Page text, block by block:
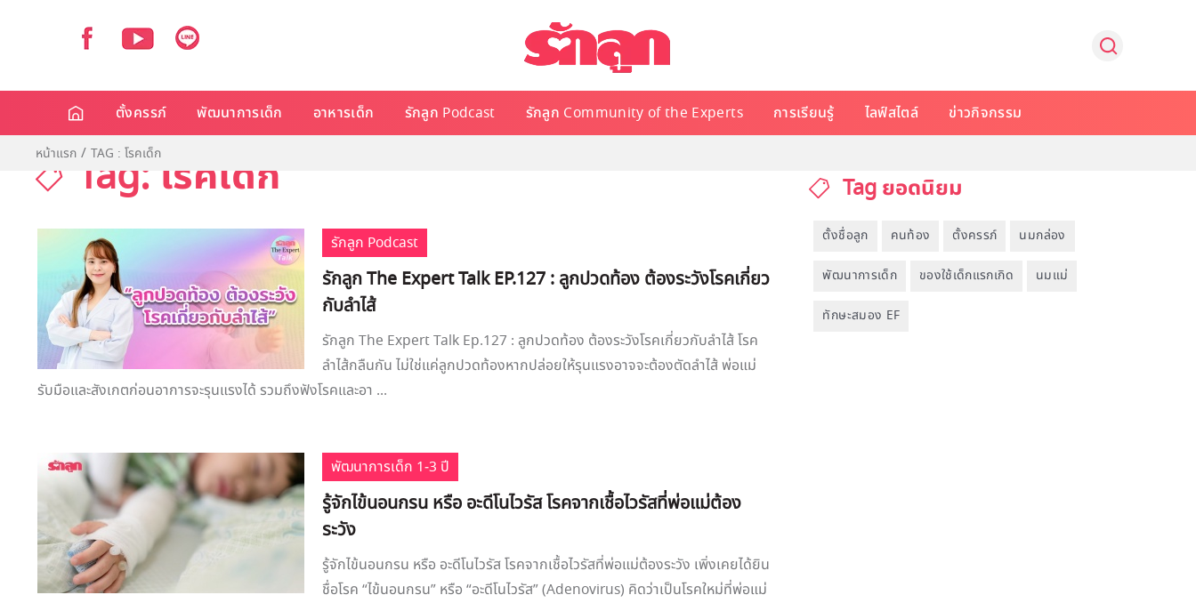
ตั้งครรภ์ พัฒนาการเด็ก อาหารเด็ก รักลูก Podcast รักลูก Community of the Experts การเรียนรู้ ไลฟ์สไตล์ ข่าวกิจกรรม
หน้าแรก TAG : โรคเด็ก
Tag: โรคเด็ก
รักลูก Podcast
รักลูก The Expert Talk EP.127 : ลูกปวดท้อง ต้องระวังโรคเกี่ยว
กับลำไส้
รักลูก The Expert Talk Ep.127 : ลูกปวดท้อง ต้องระวังโรคเกี่ยวกับลำไส้ โรค
ลำไส้กลืนกัน ไม่ใช่แค่ลูกปวดท้องหากปล่อยให้รุนแรงอาจจะต้องตัดลำไส้ พ่อแม่
รับมือและสังเกตก่อนอาการจะรุนแรงได้ รวมถึงฟังโรคและอา ...
พัฒนาการเด็ก 1-3 ปี
รู้จักไข้นอนกรน หรือ อะดีโนไวรัส โรคจากเชื้อไวรัสที่พ่อแม่ต้อง
ระวัง
รู้จักไข้นอนกรน หรือ อะดีโนไวรัส โรคจากเชื้อไวรัสที่พ่อแม่ต้องระวัง เพิ่งเคยได้ยิน
ชื่อโรค “ไข้นอนกรน” หรือ “อะดีโนไวรัส” (Adenovirus) คิดว่าเป็นโรคใหม่ที่พ่อแม่
Tag ยอดนิยม
ตั้งชื่อลูก คนท้อง ตั้งครรภ์ นมกล่อง
พัฒนาการเด็ก ของใช้เด็กแรกเกิด นมแม่
ทักษะสมอง EF